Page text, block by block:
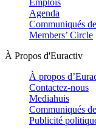
Emplois
Agenda
Communiqués
Members’ Circle
À Propos d'Euractiv
À propos
Contactez-nous
Mediahuis
Communiqués
Publicité